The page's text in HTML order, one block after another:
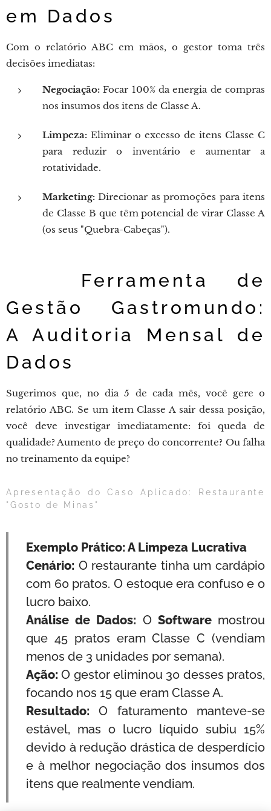
em Dados
Com o relatório ABC em mãos, o gestor toma três
decisões imediatas:
Negociação: Focar 100% da energia de compras
nos insumos dos itens de Classe A.
Limpeza: Eliminar o excesso de itens Classe C
para reduzir o inventário e aumentar a
rotatividade.
Marketing: Direcionar as promoções para itens
de Classe B que têm potencial de virar Classe A
(os seus "Quebra-Cabeças").
💡 Ferramenta de
Gestão Gastromundo:
A Auditoria Mensal de
Dados
Sugerimos que, no dia 5 de cada mês, você gere o
relatório ABC. Se um item Classe A sair dessa posição,
você deve investigar imediatamente: foi queda de
qualidade? Aumento de preço do concorrente? Ou falha
no treinamento da equipe?
Apresentação do Caso Aplicado: Restaurante
"Gosto de Minas"
Exemplo Prático: A Limpeza Lucrativa
Cenário: O restaurante tinha um cardápio
com 60 pratos. O estoque era confuso e o
lucro baixo.
Análise de Dados: O Softwaremostrou
que 45 pratos eram Classe C (vendiam
menos de 3 unidades por semana).
Ação: O gestor eliminou 30 desses pratos,
focando nos 15 que eram Classe A.
Resultado: O faturamento manteve-se
estável, mas o lucro líquido subiu 15%
devido à redução drástica de desperdício
e à melhor negociação dos insumos dos
itens que realmente vendiam.